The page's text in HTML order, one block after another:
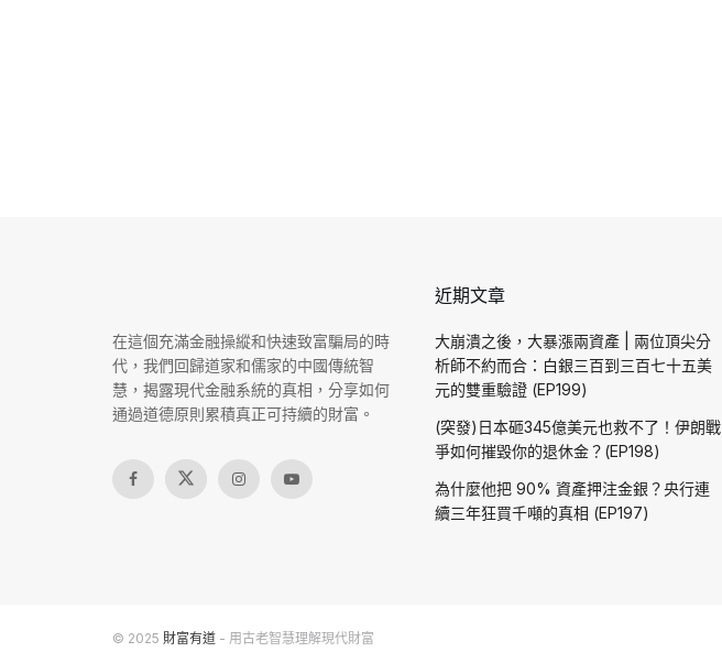
在這個充滿金融操縱和快速致富騙局的時
代，我們回歸道家和儒家的中國傳統智
慧，揭露現代金融系統的真相，分享如何
通過道德原則累積真正可持續的財富。
近期文章
大崩潰之後，大暴漲兩資產 | 兩位頂尖分
析師不約而合：白銀三百到三百七十五美
元的雙重驗證 (EP199)
(突發)日本砸345億美元也救不了！伊朗戰
爭如何摧毀你的退休金？(EP198)
為什麼他把 90% 資產押注金銀？央行連
續三年狂買千噸的真相 (EP197)
© 2025 財富有道 - 用古老智慧理解現代財富